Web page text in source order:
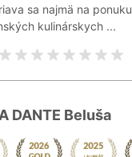
sa najmä na ponuku
kulinárskych ...
DANTE Beluša